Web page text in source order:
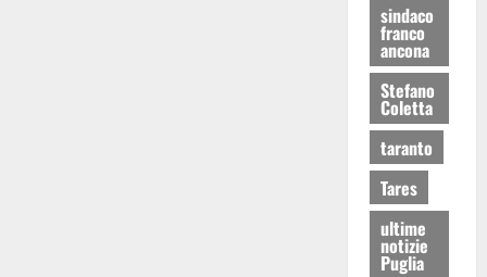
sindaco
franco
ancona
Stefano
Coletta
taranto
Tares
ultime
notizie
Puglia